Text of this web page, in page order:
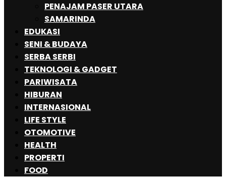
PENAJAM PASER UTARA
SAMARINDA
EDUKASI
SENI & BUDAYA
SERBA SERBI
TEKNOLOGI & GADGET
PARIWISATA
HIBURAN
INTERNASIONAL
LIFE STYLE
OTOMOTIVE
HEALTH
PROPERTI
FOOD